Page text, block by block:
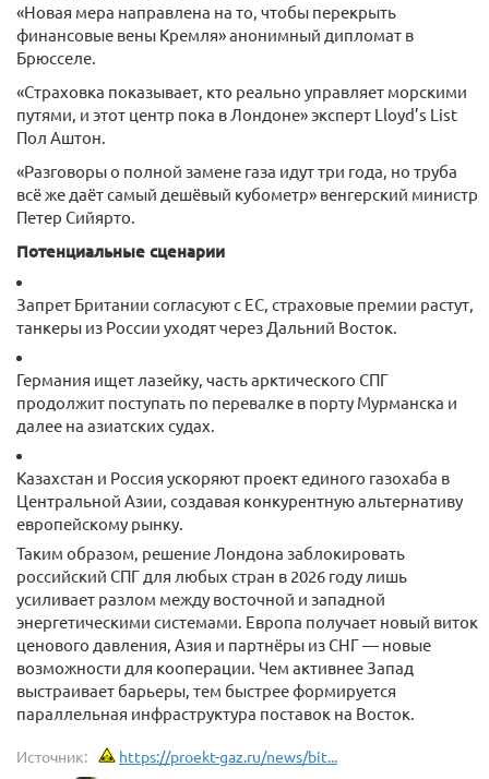
«Новая мера направлена на то, чтобы перекрыть
финансовые вены Кремля» анонимный дипломат в
Брюсселе.
«Страховка показывает, кто реально управляет морскими
путями, и этот центр пока в Лондоне» эксперт Lloyd’s List
Пол Аштон.
«Разговоры о полной замене газа идут три года, но труба
всё же даёт самый дешёвый кубометр» венгерский министр
Петер Сийярто.
Потенциальные сценарии
Запрет Британии согласуют с ЕС, страховые премии растут,
танкеры из России уходят через Дальний Восток.
Германия ищет лазейку, часть арктического СПГ
продолжит поступать по перевалке в порту Мурманска и
далее на азиатских судах.
Казахстан и Россия ускоряют проект единого газохаба в
Центральной Азии, создавая конкурентную альтернативу
европейскому рынку.
Таким образом, решение Лондона заблокировать
российский СПГ для любых стран в 2026 году лишь
усиливает разлом между восточной и западной
энергетическими системами. Европа получает новый виток
ценового давления, Азия и партнёры из СНГ — новые
возможности для кооперации. Чем активнее Запад
выстраивает барьеры, тем быстрее формируется
параллельная инфраструктура поставок на Восток.
Источник: https://proekt-gaz.ru/news/bit...